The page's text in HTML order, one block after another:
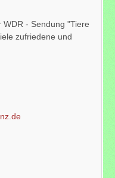
- Sendung "Tiere
zufriedene und